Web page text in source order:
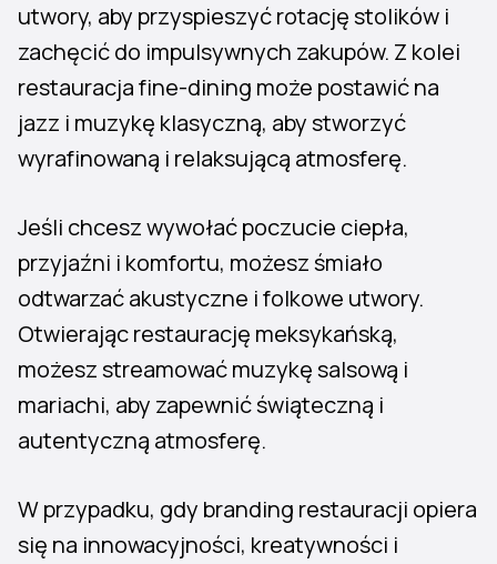
utwory, aby przyspieszyć rotację stolików i
zachęcić do impulsywnych zakupów. Z kolei
restauracja fine-dining może postawić na
jazz i muzykę klasyczną, aby stworzyć
wyrafinowaną i relaksującą atmosferę.
Jeśli chcesz wywołać poczucie ciepła,
przyjaźni i komfortu, możesz śmiało
odtwarzać akustyczne i folkowe utwory.
Otwierając restaurację meksykańską,
możesz streamować muzykę salsową i
mariachi, aby zapewnić świąteczną i
autentyczną atmosferę.
W przypadku, gdy branding restauracji opiera
się na innowacyjności, kreatywności i